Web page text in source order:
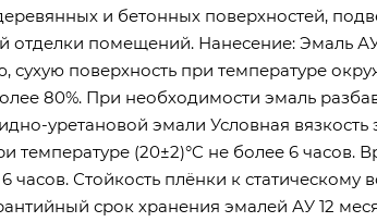
и бетонных поверхностей,
отделки помещений. Нанесение: Эмаль
сухую поверхность при температуре
80%. При необходимости эмаль
уретановой эмали Условная
температуре (20±2)°C не более 6 часов.
часов. Стойкость плёнки к
срок хранения эмалей АУ 12